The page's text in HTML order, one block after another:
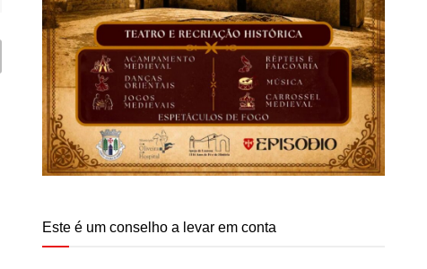
Este é um conselho a levar em conta